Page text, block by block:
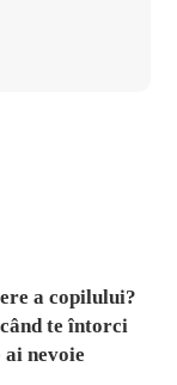
a copilului?
te întorci
ai nevoie